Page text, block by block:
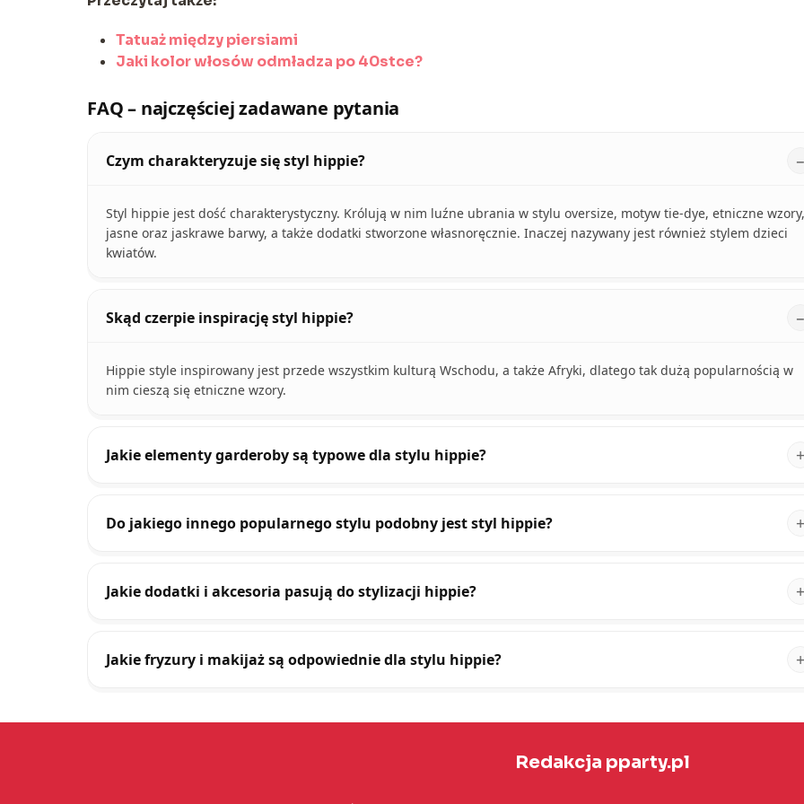
Tatuaż między piersiami
Jaki kolor włosów odmładza po 40stce?
FAQ – najczęściej zadawane pytania
Czym charakteryzuje się styl hippie?
Styl hippie jest dość charakterystyczny. Królują w nim luźne ubrania w stylu oversize, motyw tie-dye, etniczne wzory,
jasne oraz jaskrawe barwy, a także dodatki stworzone własnoręcznie. Inaczej nazywany jest również stylem dzieci
kwiatów.
Skąd czerpie inspirację styl hippie?
Hippie style inspirowany jest przede wszystkim kulturą Wschodu, a także Afryki, dlatego tak dużą popularnością w
nim cieszą się etniczne wzory.
Jakie elementy garderoby są typowe dla stylu hippie?
Do jakiego innego popularnego stylu podobny jest styl hippie?
Jakie dodatki i akcesoria pasują do stylizacji hippie?
Jakie fryzury i makijaż są odpowiednie dla stylu hippie?
Redakcja pparty.pl